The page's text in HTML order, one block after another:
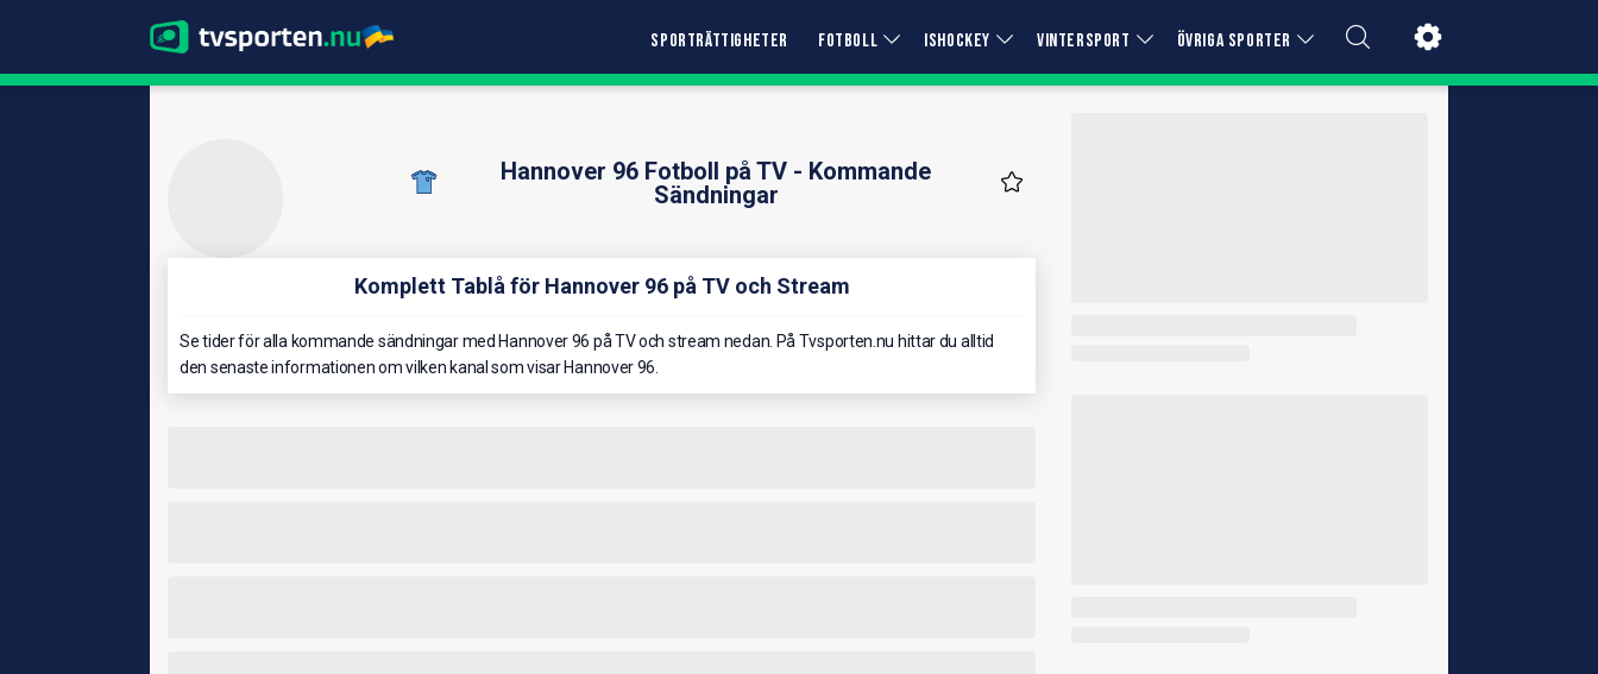
SPORTRÄTTIGHETER FOTBOLL ISHOCKEY VINTERSPORT ÖVRIGA SPORTER
Hannover 96 Fotboll på TV - Kommande
Sändningar
Komplett Tablå för Hannover 96 på TV och Stream
Se tider för alla kommande sändningar med Hannover 96 på TV och stream nedan. På Tvsporten.nu hittar du alltid
den senaste informationen om vilken kanal som visar Hannover 96.